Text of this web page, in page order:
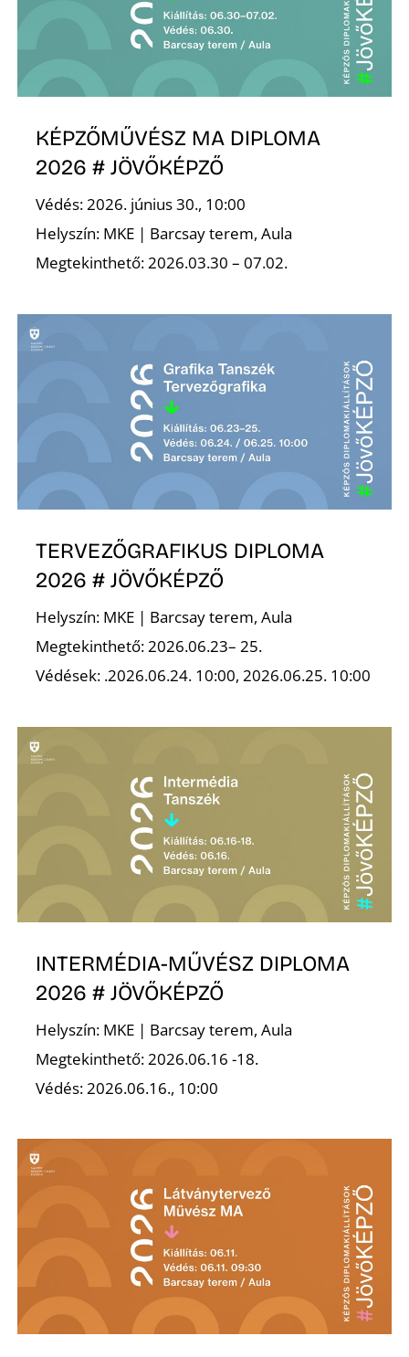
KÉPZŐMŰVÉSZ MA DIPLOMA
2026 # JÖVŐKÉPZŐ
Védés: 2026. június 30., 10:00
Helyszín: MKE | Barcsay terem, Aula
Megtekinthető: 2026.03.30 – 07.02.
TERVEZŐGRAFIKUS DIPLOMA
2026 # JÖVŐKÉPZŐ
Helyszín: MKE | Barcsay terem, Aula
Megtekinthető: 2026.06.23– 25.
Védések: .2026.06.24. 10:00, 2026.06.25. 10:00
INTERMÉDIA-MŰVÉSZ DIPLOMA
2026 # JÖVŐKÉPZŐ
Helyszín: MKE | Barcsay terem, Aula
Megtekinthető: 2026.06.16 -18.
Védés: 2026.06.16., 10:00